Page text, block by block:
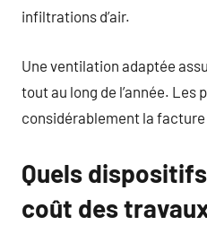
infiltrations d’air.
Une ventilation adaptée
tout au long de l’année. Les
considérablement la
Quels
coût des